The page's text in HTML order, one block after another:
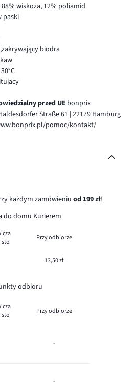
88% wiskoza, 12% poliamid
paski
biodra
przed UE bonprix
Straße 61 | 22179 Hamburg
pomoc/kontakt/
każdym zamówieniuod 199 zł!
do domu Kurierem
Przy odbiorze
13,50 zł
odbioru
Przy odbiorze
-
-